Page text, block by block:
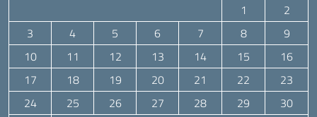
1
2
3
4 5 6 7 8
9
10
11 12 13 14 15
16
17
18 19 20 21 22
23
24
25 26 27 28 29
30